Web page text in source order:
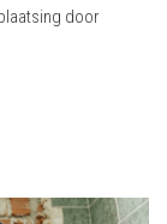
door